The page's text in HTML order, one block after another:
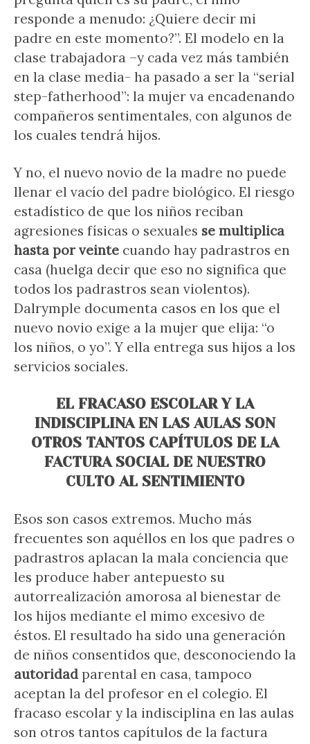
responde a menudo: ¿Quiere decir mi
padre en este momento?”. El modelo en la
clase trabajadora –y cada vez más también
en la clase media- ha pasado a ser la “serial
step-fatherhood”: la mujer va encadenando
compañeros sentimentales, con algunos de
los cuales tendrá hijos.
Y no, el nuevo novio de la madre no puede
llenar el vacío del padre biológico. El riesgo
estadístico de que los niños reciban
agresiones físicas o sexuales se multiplica
hasta por veinte cuando hay padrastros en
casa (huelga decir que eso no significa que
todos los padrastros sean violentos).
Dalrymple documenta casos en los que el
nuevo novio exige a la mujer que elija: “o
los niños, o yo”. Y ella entrega sus hijos a los
servicios sociales.
EL FRACASO ESCOLAR Y LA
INDISCIPLINA EN LAS AULAS SON
OTROS TANTOS CAPÍTULOS DE LA
FACTURA SOCIAL DE NUESTRO
CULTO AL SENTIMIENTO
Esos son casos extremos. Mucho más
frecuentes son aquéllos en los que padres o
padrastros aplacan la mala conciencia que
les produce haber antepuesto su
autorrealización amorosa al bienestar de
los hijos mediante el mimo excesivo de
éstos. El resultado ha sido una generación
de niños consentidos que, desconociendo la
autoridad parental en casa, tampoco
aceptan la del profesor en el colegio. El
fracaso escolar y la indisciplina en las aulas
son otros tantos capítulos de la factura